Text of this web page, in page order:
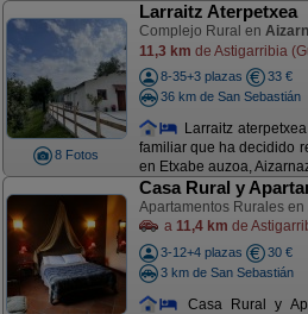
8 Fotos
Larraitz Aterpetxea
Complejo Rural en
11,3 km de Astigarribia
8-35+3 plazas
33 €
36 km de San Sebastián
Larraitz
familiar que ha decidido
en Etxabe auzoa,
Casa Rural y
Apartamentos Rurales en
a 11,4 km de
3-12+4 plazas
30 €
3 km de San Sebastián
Casa Rural y